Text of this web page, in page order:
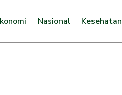
Nasional Kesehatan